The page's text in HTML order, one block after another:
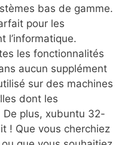
bas de gamme.
pour les
l’informatique.
les fonctionnalités
aucun supplément
sur des machines
dont les
plus, xubuntu 32-
! Que vous cherchiez